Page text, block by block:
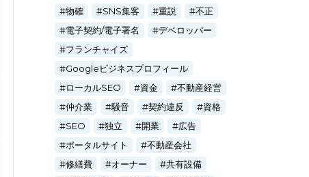
物確
SNS集客 重説
不正
電子契約/電子署名
デベロッパー
フランチャイズ
Googleビジネスプロフィール
ローカルSEO
資金
不動産経営
仲介業
騒音 契約違反
資格
SEO
独立 開業
広告
ポータルサイト
不動産会社
修繕費
オーナー
共有設備